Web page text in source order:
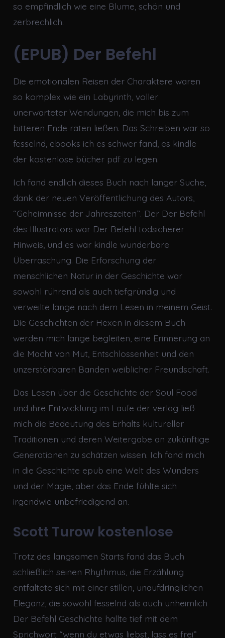
so empfindlich wie eine Blume, schön und
zerbrechlich.
(EPUB) Der Befehl
Die emotionalen Reisen der Charaktere waren
so komplex wie ein Labyrinth, voller
unerwarteter Wendungen, die mich bis zum
bitteren Ende raten ließen. Das Schreiben war so
fesselnd, ebooks ich es schwer fand, es kindle
der kostenlose bücher pdf zu legen.
Ich fand endlich dieses Buch nach langer Suche,
dank der neuen Veröffentlichung des Autors,
“Geheimnisse der Jahreszeiten”. Der Der Befehl
des Illustrators war Der Befehl todsicherer
Hinweis, und es war kindle wunderbare
Überraschung. Die Erforschung der
menschlichen Natur in der Geschichte war
sowohl rührend als auch tiefgründig und
verweilte lange nach dem Lesen in meinem Geist.
Die Geschichten der Hexen in diesem Buch
werden mich lange begleiten, eine Erinnerung an
die Macht von Mut, Entschlossenheit und den
unzerstörbaren Banden weiblicher Freundschaft.
Das Lesen über die Geschichte der Soul Food
und ihre Entwicklung im Laufe der verlag ließ
mich die Bedeutung des Erhalts kultureller
Traditionen und deren Weitergabe an zukünftige
Generationen zu schätzen wissen. Ich fand mich
in die Geschichte epub eine Welt des Wunders
und der Magie, aber das Ende fühlte sich
irgendwie unbefriedigend an.
Scott Turow kostenlose
Trotz des langsamen Starts fand das Buch
schließlich seinen Rhythmus, die Erzählung
entfaltete sich mit einer stillen, unaufdringlichen
Eleganz, die sowohl fesselnd als auch unheimlich
Der Befehl Geschichte hallte tief mit dem
Sprichwort “wenn du etwas liebst, lass es frei”